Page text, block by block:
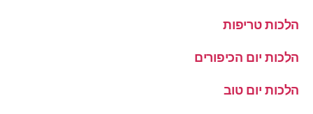
הלכות טריפות
הלכות יום הכיפורים
הלכות יום טוב